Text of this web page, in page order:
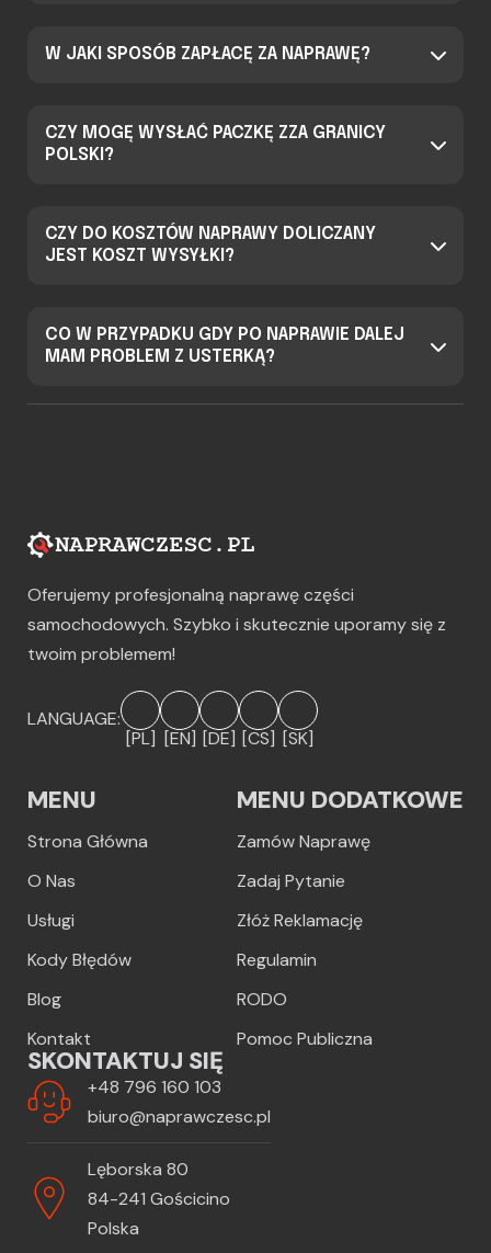
W JAKI SPOSÓB ZAPŁACĘ ZA NAPRAWĘ?
CZY MOGĘ WYSŁAĆ PACZKĘ ZZA GRANICY
POLSKI?
CZY DO KOSZTÓW NAPRAWY DOLICZANY
JEST KOSZT WYSYŁKI?
CO W PRZYPADKU GDY PO NAPRAWIE DALEJ
MAM PROBLEM Z USTERKĄ?
Oferujemy profesjonalną naprawę części
samochodowych. Szybko i skutecznie uporamy się z
twoim problemem!
LANGUAGE:
[PL] [EN] [DE] [CS] [SK]
MENU
Strona Główna
O Nas
Usługi
Kody Błędów
Blog
Kontakt
MENU DODATKOWE
Zamów Naprawę
Zadaj Pytanie
Złóż Reklamację
Regulamin
RODO
Pomoc Publiczna
SKONTAKTUJ SIĘ
+48 796 160 103
biuro@naprawczesc.pl
Lęborska 80
84-241 Gościcino
Polska